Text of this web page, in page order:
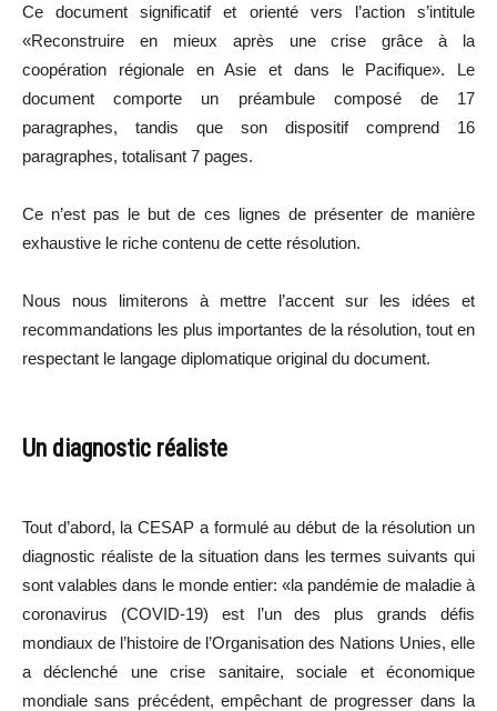
Ce document significatif et orienté vers l’action s’intitule
«Reconstruire en mieux après une crise grâce à la
coopération régionale en Asie et dans le Pacifique». Le
document comporte un préambule composé de 17
paragraphes, tandis que son dispositif comprend 16
paragraphes, totalisant 7 pages.
Ce n’est pas le but de ces lignes de présenter de manière
exhaustive le riche contenu de cette résolution.
Nous nous limiterons à mettre l’accent sur les idées et
recommandations les plus importantes de la résolution, tout en
respectant le langage diplomatique original du document.
Un diagnostic réaliste
Tout d’abord, la CESAP a formulé au début de la résolution un
diagnostic réaliste de la situation dans les termes suivants qui
sont valables dans le monde entier: «la pandémie de maladie à
coronavirus (COVID-19) est l’un des plus grands défis
mondiaux de l’histoire de l’Organisation des Nations Unies, elle
a déclenché une crise sanitaire, sociale et économique
mondiale sans précédent, empêchant de progresser dans la